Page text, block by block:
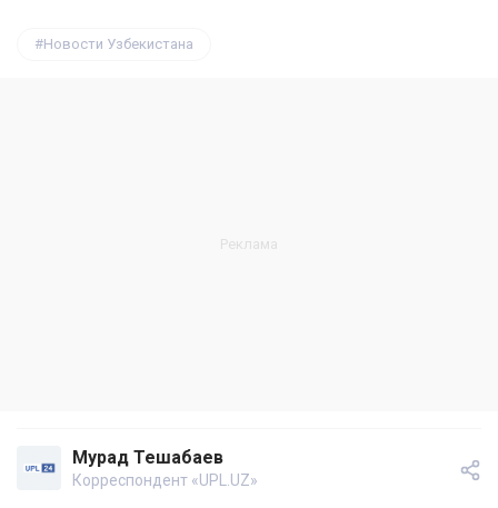
Новости Узбекистана
Мурад Тешабаев
Корреспондент «UPL.UZ»